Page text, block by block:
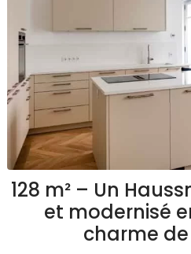
128 m² – Un
et modernisé
charme de